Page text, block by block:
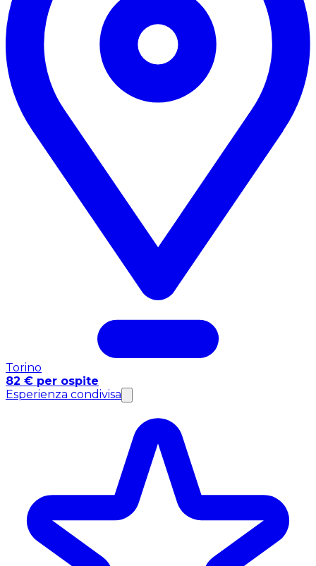
Torino
82 € per ospite
Esperienza condivisa